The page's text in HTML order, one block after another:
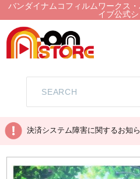
バンダイナムコフィルムワークス
イブ公式
決済システム障害に関するお知ら